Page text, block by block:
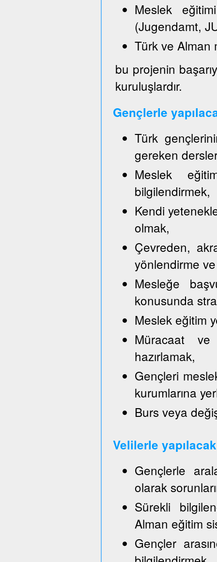
Meslek
(Jugendamt,
Türk ve Alman
bu projenin
kuruluşlardır.
Gençlerle
Türk
gereken
Meslek
bilgilendirmek,
Kendi
olmak,
Çevreden,
yönlendirme
Mesleğe
konusunda
Meslek eğitim
Müracaat ve
hazırlamak,
Gençleri
kurumlarına
Burs veya
Velilerle
Gençlerle
olarak
Sürekli
Alman eğitim
Gençler